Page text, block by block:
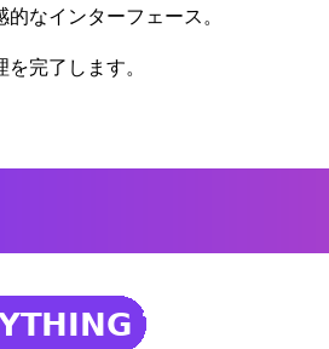
なインターフェース。
完了します。